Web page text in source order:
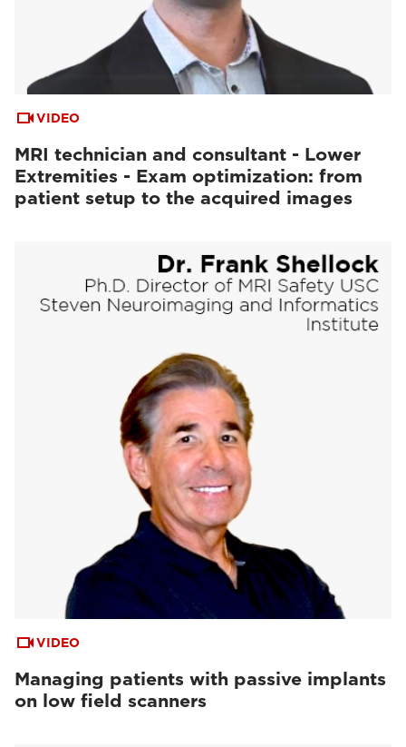
VIDEO
MRI technician and consultant - Lower
Extremities - Exam optimization: from
patient setup to the acquired images
VIDEO
Managing patients with passive implants
on low field scanners